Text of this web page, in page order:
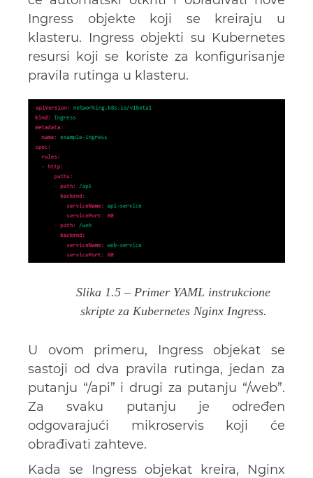
Ingress objekte koji se kreiraju u
klasteru. Ingress objekti su Kubernetes
resursi koji se koriste za konfigurisanje
pravila rutinga u klasteru.
Slika 1.5 – Primer YAML instrukcione
skripte za Kubernetes Nginx Ingress.
U ovom primeru, Ingress objekat se
sastoji od dva pravila rutinga, jedan za
putanju “/api” i drugi za putanju “/web”.
Za svaku putanju je određen
odgovarajući mikroservis koji će
obrađivati zahteve.
Kada se Ingress objekat kreira, Nginx